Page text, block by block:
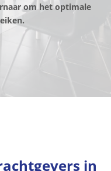
om het optimale
in